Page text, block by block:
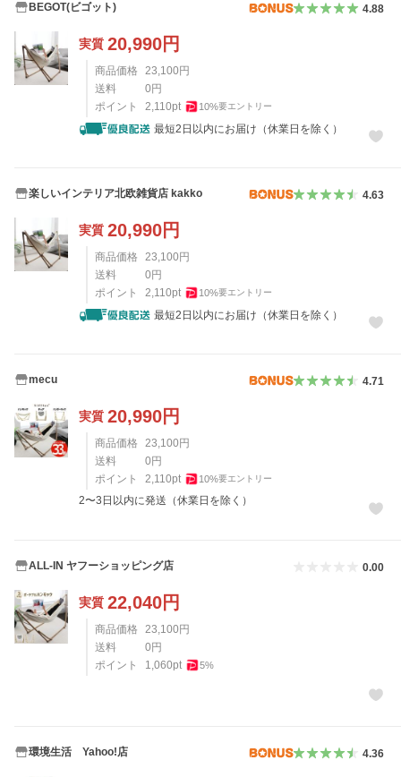
BEGOT(ビゴット) 4.88
実質 20,990円
商品価格 23,100円
送料
0円
ポイント
2,110pt 10%要エントリー
最短2日以内にお届け（休業日を除く）
楽しいインテリア北欧雑貨店 kakko 4.63
実質 20,990円
商品価格 23,100円
送料
0円
ポイント
2,110pt 10%要エントリー
最短2日以内にお届け（休業日を除く）
mecu 4.71
実質 20,990円
商品価格 23,100円
送料
0円
ポイント
2,110pt 10%要エントリー
2〜3日以内に発送（休業日を除く）
ALL-IN ヤフーショッピング店 0.00
実質 22,040円
商品価格 23,100円
送料
0円
ポイント
1,060pt 5%
環境生活 Yahoo!店 4.36